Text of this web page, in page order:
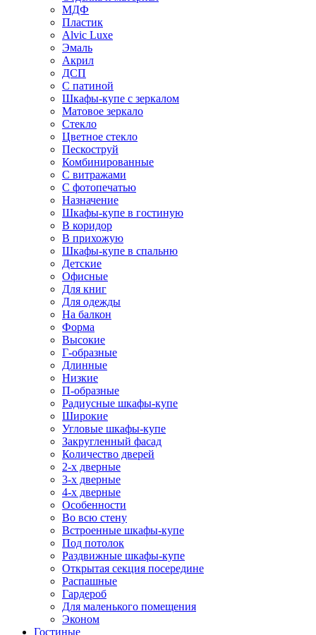
МДФ
Пластик
Alvic Luxe
Эмаль
Акрил
ДСП
С патиной
Шкафы-купе с зеркалом
Матовое зеркало
Стекло
Цветное стекло
Пескоструй
Комбинированные
С витражами
С фотопечатью
Назначение
Шкафы-купе в гостиную
В коридор
В прихожую
Шкафы-купе в спальню
Детские
Офисные
Для книг
Для одежды
На балкон
Форма
Высокие
Г-образные
Длинные
Низкие
П-образные
Радиусные шкафы-купе
Широкие
Угловые шкафы-купе
Закругленный фасад
Количество дверей
2-х дверные
3-х дверные
4-х дверные
Особенности
Во всю стену
Встроенные шкафы-купе
Под потолок
Раздвижные шкафы-купе
Открытая секция посередине
Распашные
Гардероб
Для маленького помещения
Эконом
Гостиные